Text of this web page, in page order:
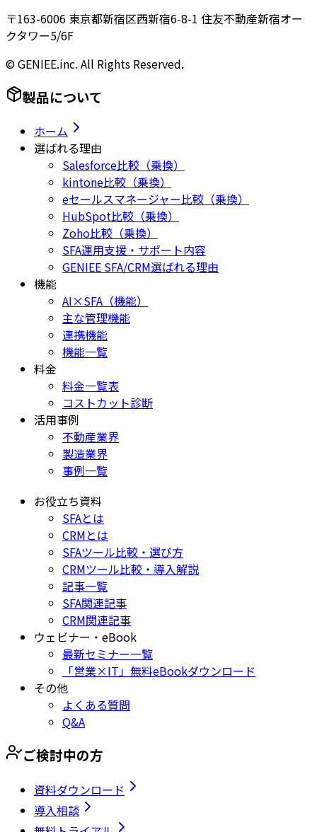
〒163-6006 東京都新宿区西新宿6-8-1 住友不動産新宿オー
クタワー5/6F
© GENIEE.inc. All Rights Reserved.
製品について
ホーム
選ばれる理由
Salesforce比較（乗換）
kintone比較（乗換）
eセールスマネージャー比較（乗換）
HubSpot比較（乗換）
Zoho比較（乗換）
SFA運用支援・サポート内容
GENIEE SFA/CRM選ばれる理由
機能
AI×SFA（機能）
主な管理機能
連携機能
機能一覧
料金
料金一覧表
コストカット診断
活用事例
不動産業界
製造業界
事例一覧
お役立ち資料
SFAとは
CRMとは
SFAツール比較・選び方
CRMツール比較・導入解説
記事一覧
SFA関連記事
CRM関連記事
ウェビナー・eBook
最新セミナー一覧
「営業×IT」無料eBookダウンロード
その他
よくある質問
Q&A
ご検討中の方
資料ダウンロード
導入相談